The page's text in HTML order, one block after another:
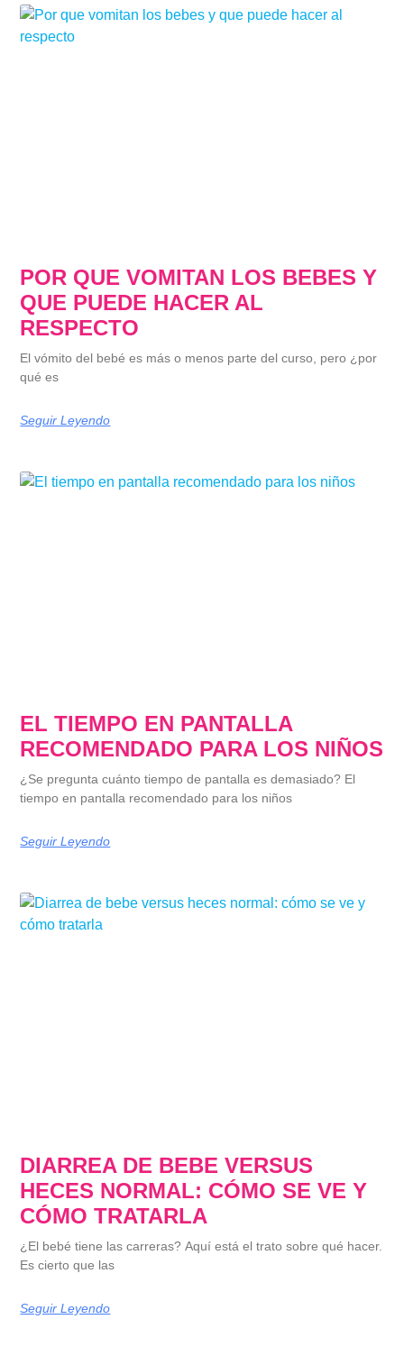
POR QUE VOMITAN LOS BEBES Y
QUE PUEDE HACER AL
RESPECTO
El vómito del bebé es más o menos parte del curso, pero ¿por
qué es
Seguir Leyendo
EL TIEMPO EN PANTALLA
RECOMENDADO PARA LOS NIÑOS
¿Se pregunta cuánto tiempo de pantalla es demasiado? El
tiempo en pantalla recomendado para los niños
Seguir Leyendo
DIARREA DE BEBE VERSUS
HECES NORMAL: CÓMO SE VE Y
CÓMO TRATARLA
¿El bebé tiene las carreras? Aquí está el trato sobre qué hacer.
Es cierto que las
Seguir Leyendo